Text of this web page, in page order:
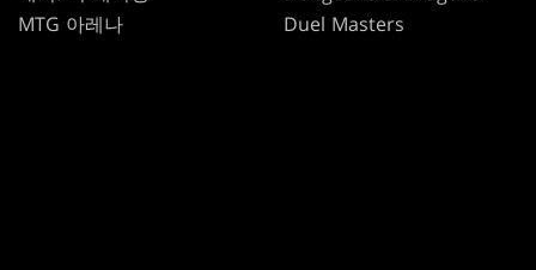
MTG 아레나
Duel Masters